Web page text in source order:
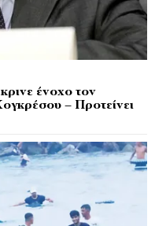
ένοχο τον
– Προτείνει